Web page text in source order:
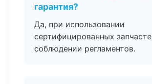
гарантия?
Да, при использовании
сертифицированных
соблюдении регламентов.